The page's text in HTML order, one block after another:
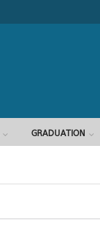
GRADUATION